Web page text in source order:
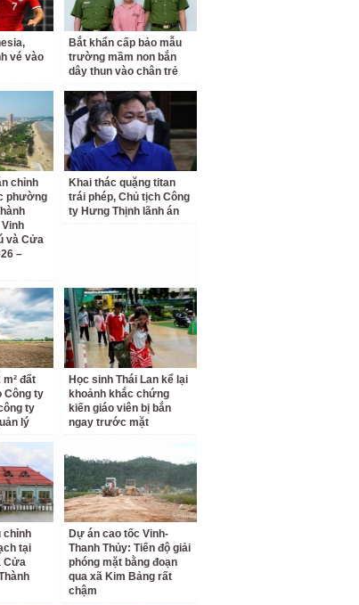
vé vào
Bắt khẩn cấp bảo mẫu
trường mầm non bắn
dây thun vào chân trẻ
chỉnh
phường
và Cửa
–
Khai thác quặng titan
trái phép, Chủ tịch Công
ty Hưng Thịnh lãnh án
m² đất
Công ty
ty
lý
Học sinh Thái Lan kể lại
khoảnh khắc chứng
kiến giáo viên bị bắn
ngay trước mặt
chỉnh
tại
Cửa
Dự án cao tốc Vinh-
Thanh Thủy: Tiến độ giải
phóng mặt bằng đoạn
qua xã Kim Bảng rất
chậm